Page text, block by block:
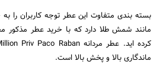
بسته بندی متفاوت این عطر توجه کاربران
مانند شمش طلا دارد که با خرید عطر مذکور
ماندگاری بالا و پخش بالا است.